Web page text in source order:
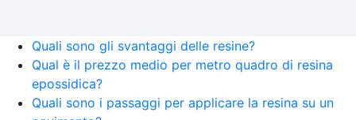
Quali sono gli svantaggi delle resine?
Qual è il prezzo medio per metro quadro di resina
epossidica?
Quali sono i passaggi per applicare la resina su un